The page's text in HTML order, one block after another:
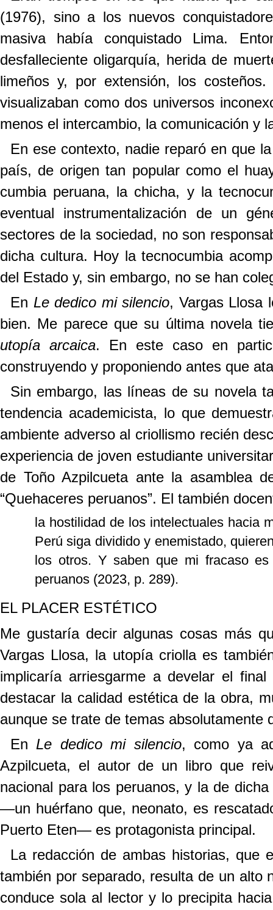
(1976), sino a los nuevos
masiva había conquistado Lima.
desfalleciente oligarquía, herida de
limeños y, por extensión, los
visualizaban como dos universos
menos el intercambio, la comunicación y
En ese contexto, nadie reparó en que
país, de origen tan popular como el
cumbia peruana, la chicha, y la
eventual instrumentalización de un
sectores de la sociedad, no son
dicha cultura. Hoy la tecnocumbia
del Estado y, sin embargo, no se han
En Le dedico mi silencio, Vargas Llosa
bien. Me parece que su última novela
utopía arcaica. En este caso en
construyendo y proponiendo antes que
Sin embargo, las líneas de su novela
tendencia academicista, lo que
ambiente adverso al criollismo recién
experiencia de joven estudiante
de Toño Azpilcueta ante la asamblea
“Quehaceres peruanos”. El también
la hostilidad de los intelectuales hacia
Perú siga dividido y enemistado,
los otros. Y saben que mi fracaso
peruanos (2023, p. 289).
EL PLACER ESTÉTICO
Me gustaría decir algunas cosas más
Vargas Llosa, la utopía criolla es
implicaría arriesgarme a develar el
destacar la calidad estética de la obra,
aunque se trate de temas absolutamente
En Le dedico mi silencio, como ya
Azpilcueta, el autor de un libro que
nacional para los peruanos, y la de
—un huérfano que, neonato, es
Puerto Eten— es protagonista principal.
La redacción de ambas historias, que
también por separado, resulta de un alto
conduce sola al lector y lo precipita